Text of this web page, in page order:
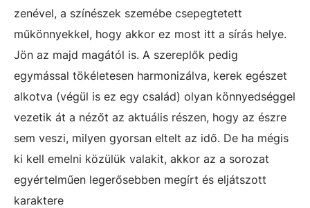
zenével, a színészek szemébe csepegtetett
műkönnyekkel, hogy akkor ez most itt a sírás helye.
Jön az majd magától is. A szereplők pedig
egymással tökéletesen harmonizálva, kerek egészet
alkotva (végül is ez egy család) olyan könnyedséggel
vezetik át a nézőt az aktuális részen, hogy az észre
sem veszi, milyen gyorsan eltelt az idő. De ha mégis
ki kell emelni közülük valakit, akkor az a sorozat
egyértelműen legerősebben megírt és eljátszott
karaktere